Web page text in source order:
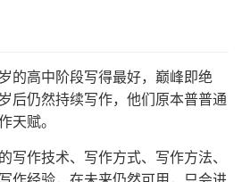
的高中阶段写得最好，巅峰即绝
后仍然持续写作，他们原本普普通
天赋。
写作技术、写作方式、写作方法、